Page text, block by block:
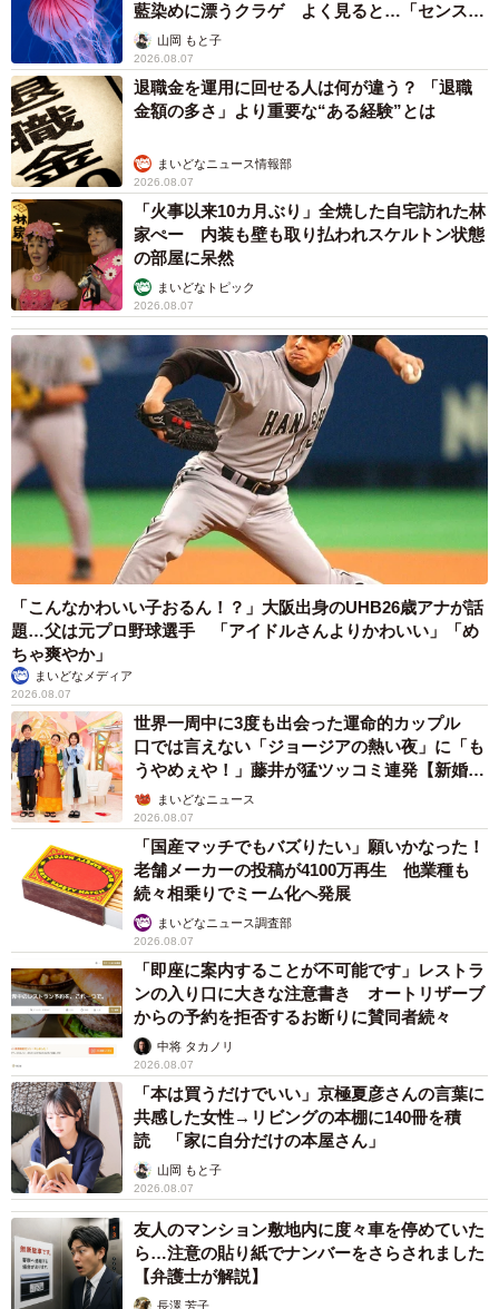
藍染めに漂うクラゲ よく見ると…「センスす
ごい」山岡 もと子
2026.08.07
退職金を運用に回せる人は何が違う？ 「退職
金額の多さ」より重要な“ある経験”とは
まいどなニュース情報部
2026.08.07
「火事以来10カ月ぶり」全焼した自宅訪れた林
家ぺー 内装も壁も取り払われスケルトン状態
の部屋に呆然
まいどなトピック
2026.08.07
「こんなかわいい子おるん！？」大阪出身のUHB26歳アナが話
題…父は元プロ野球選手 「アイドルさんよりかわいい」「め
ちゃ爽やか」
まいどなメディア
2026.08.07
世界一周中に3度も出会った運命的カップル
口では言えない「ジョージアの熱い夜」に「も
うやめぇや！」藤井が猛ツッコミ連発【新婚さ
ん】まいどなニュース
2026.08.07
「国産マッチでもバズりたい」願いかなった！
老舗メーカーの投稿が4100万再生 他業種も
続々相乗りでミーム化へ発展
まいどなニュース調査部
2026.08.07
「即座に案内することが不可能です」レストラ
ンの入り口に大きな注意書き オートリザーブ
からの予約を拒否するお断りに賛同者続々
中将 タカノリ
2026.08.07
「本は買うだけでいい」京極夏彦さんの言葉に
共感した女性→リビングの本棚に140冊を積
読 「家に自分だけの本屋さん」
山岡 もと子
2026.08.07
友人のマンション敷地内に度々車を停めていた
ら…注意の貼り紙でナンバーをさらされました
【弁護士が解説】
長澤 芳子